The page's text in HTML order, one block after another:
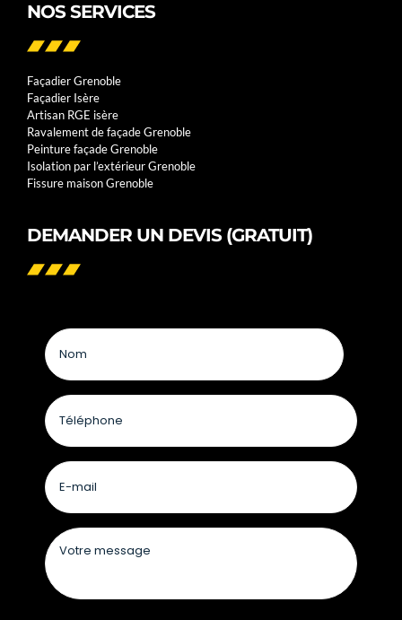
NOS SERVICES
Façadier Grenoble
Façadier Isère
Artisan RGE isère
Ravalement de façade Grenoble
Peinture façade Grenoble
Isolation par l’extérieur Grenoble
Fissure maison Grenoble
DEMANDER UN DEVIS (GRATUIT)